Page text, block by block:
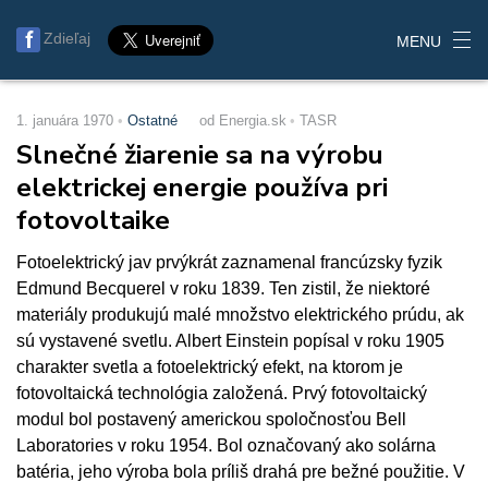
Zdieľaj MENU
1. januára 1970 Ostatné od Energia.sk TASR
Slnečné žiarenie sa na výrobu
elektrickej energie používa pri
fotovoltaike
Fotoelektrický jav prvýkrát zaznamenal francúzsky fyzik
Edmund Becquerel v roku 1839. Ten zistil, že niektoré
materiály produkujú malé množstvo elektrického prúdu, ak
sú vystavené svetlu. Albert Einstein popísal v roku 1905
charakter svetla a fotoelektrický efekt, na ktorom je
fotovoltaická technológia založená. Prvý fotovoltaický
modul bol postavený americkou spoločnosťou Bell
Laboratories v roku 1954. Bol označovaný ako solárna
batéria, jeho výroba bola príliš drahá pre bežné použitie. V